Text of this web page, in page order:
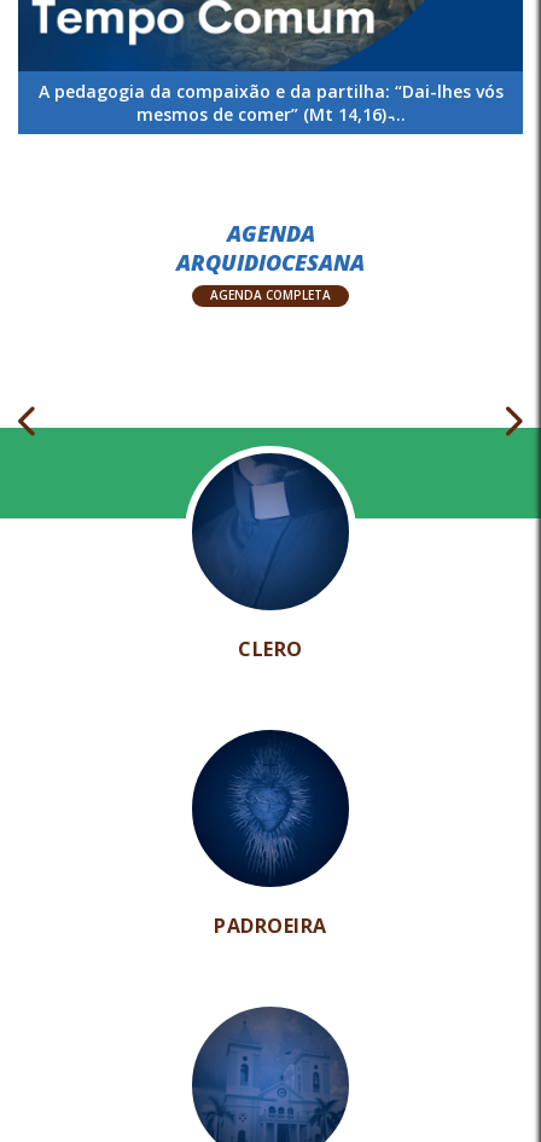
A pedagogia da compaixão e da partilha: “Dai-lhes vós
mesmos de comer” (Mt 14,16) ̵...
AGENDA
ARQUIDIOCESANA
AGENDA COMPLETA
CLERO
PADROEIRA